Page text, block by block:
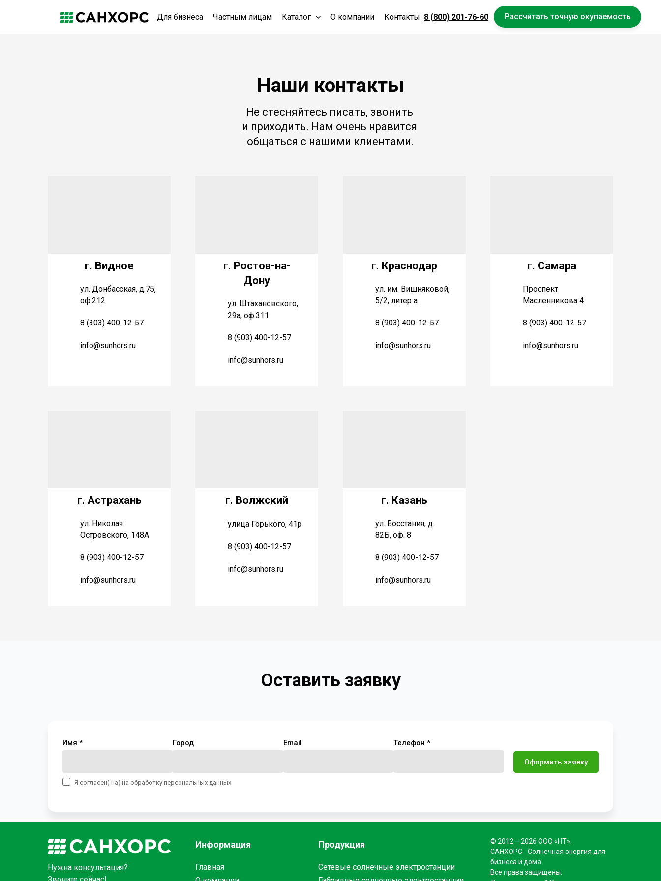
Рассчитать точную окупаемость
8 (800) 201-76-60
Для бизнеса Частным лицам Каталог О компании Контакты
Наши контакты
Не стесняйтесь писать, звонить
и приходить. Нам очень нравится
общаться с нашими клиентами.
г. Видное
ул. Донбасская, д.75,
оф.212
8 (303) 400-12-57
info@sunhors.ru
г. Ростов-на-
Дону
ул. Штахановского,
29а, оф.311
8 (903) 400-12-57
info@sunhors.ru
г. Краснодар
ул. им. Вишняковой,
5/2, литер а
8 (903) 400-12-57
info@sunhors.ru
г. Самара
Проспект
Масленникова 4
8 (903) 400-12-57
info@sunhors.ru
г. Астрахань
ул. Николая
Островского, 148А
8 (903) 400-12-57
info@sunhors.ru
г. Волжский
улица Горького, 41р
8 (903) 400-12-57
info@sunhors.ru
г. Казань
ул. Восстания, д.
82Б, оф. 8
8 (903) 400-12-57
info@sunhors.ru
Оставить заявку
Имя * Город Email Телефон *
Оформить заявку
Я согласен(-на) на обработку персональных данных
Нужна консультация?
Информация
Главная
Продукция
Сетевые солнечные электростанции
© 2012 – 2026 ООО «НТ».
САНХОРС - Солнечная энергия для
бизнеса и дома.
Все права защищены.